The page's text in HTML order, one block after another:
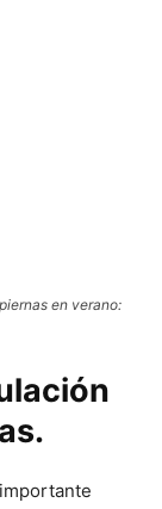
en verano: